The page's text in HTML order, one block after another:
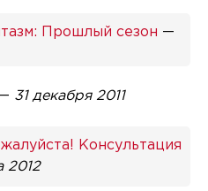
Прошлый сезон —
31 декабря 2011
Консультация
2012